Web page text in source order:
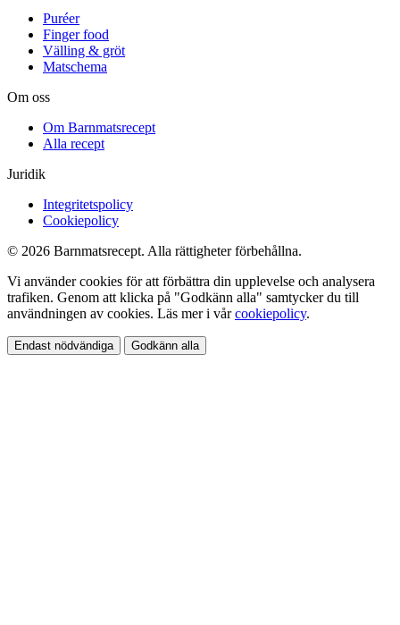
Puréer
Finger food
Välling & gröt
Matschema
Om oss
Om Barnmatsrecept
Alla recept
Juridik
Integritetspolicy
Cookiepolicy
© 2026 Barnmatsrecept. Alla rättigheter förbehållna.
Vi använder cookies för att förbättra din upplevelse och analysera
trafiken. Genom att klicka på "Godkänn alla" samtycker du till
användningen av cookies. Läs mer i vårcookiepolicy.
Endast nödvändiga Godkänn alla